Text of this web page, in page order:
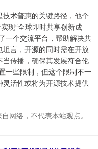
术普惠的关键路径，他个
现“全球即时共享创新成
一个交流平台，帮助解决共
言，开源的同时需在开放
传播，确保其发展符合伦
一些限制，但这个限制不一
活性或将为开源技术提供
网络，不代表本站观点。